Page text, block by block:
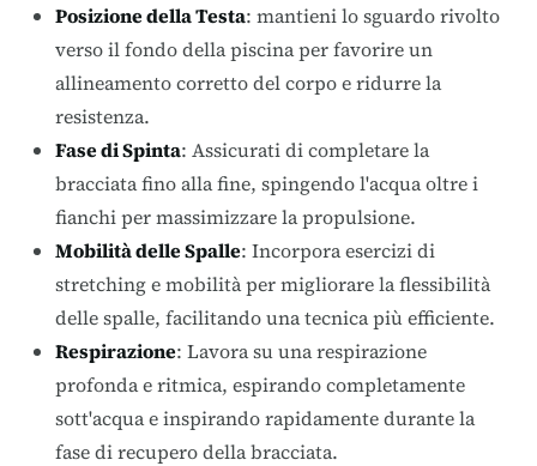
Posizione della Testa: mantieni lo sguardo rivolto
verso il fondo della piscina per favorire un
allineamento corretto del corpo e ridurre la
resistenza.
Fase di Spinta: Assicurati di completare la
bracciata fino alla fine, spingendo l'acqua oltre i
fianchi per massimizzare la propulsione.
Mobilità delle Spalle: Incorpora esercizi di
stretching e mobilità per migliorare la flessibilità
delle spalle, facilitando una tecnica più efficiente.
Respirazione: Lavora su una respirazione
profonda e ritmica, espirando completamente
sott'acqua e inspirando rapidamente durante la
fase di recupero della bracciata.